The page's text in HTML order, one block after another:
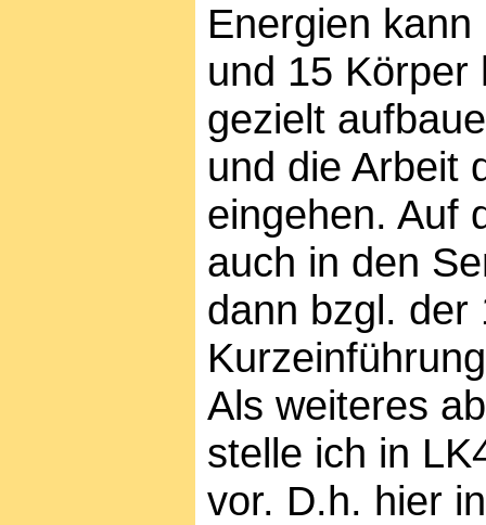
Energien
und 15 Körper
gezielt
und die Arbeit
eingehen.Auf
auch in den
dann bzgl. der
Als weiteres
stelle ich in
vor. D.h. hier